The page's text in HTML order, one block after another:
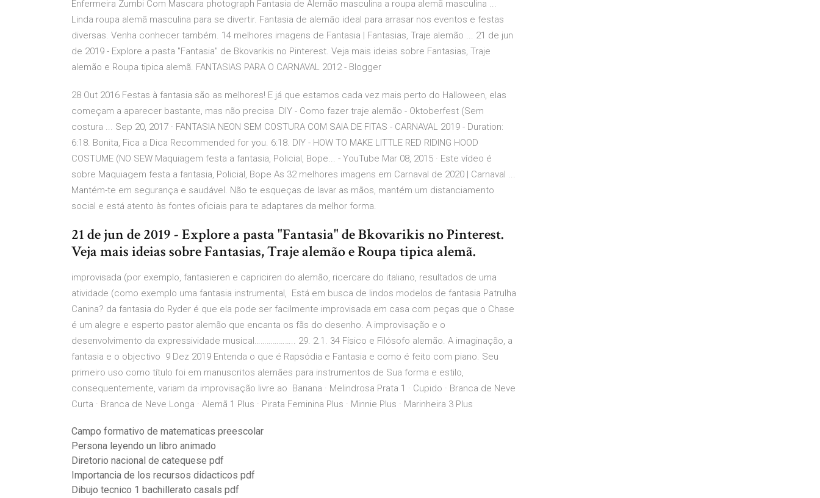
Enfermeira Zumbi Com Mascara photograph Fantasia de Alemão masculina a roupa alemã masculina ...
Linda roupa alemã masculina para se divertir. Fantasia de alemão ideal para arrasar nos eventos e festas
diversas. Venha conhecer também. 14 melhores imagens de Fantasia | Fantasias, Traje alemão ... 21 de jun
de 2019 - Explore a pasta "Fantasia" de Bkovarikis no Pinterest. Veja mais ideias sobre Fantasias, Traje
alemão e Roupa tipica alemã. FANTASIAS PARA O CARNAVAL 2012 - Blogger
28 Out 2016 Festas à fantasia são as melhores! E já que estamos cada vez mais perto do Halloween, elas
começam a aparecer bastante, mas não precisa DIY - Como fazer traje alemão - Oktoberfest (Sem
costura ... Sep 20, 2017 · FANTASIA NEON SEM COSTURA COM SAIA DE FITAS - CARNAVAL 2019 - Duration:
6:18. Bonita, Fica a Dica Recommended for you. 6:18. DIY - HOW TO MAKE LITTLE RED RIDING HOOD
COSTUME (NO SEW Maquiagem festa a fantasia, Policial, Bope... - YouTube Mar 08, 2015 · Este vídeo é
sobre Maquiagem festa a fantasia, Policial, Bope As 32 melhores imagens em Carnaval de 2020 | Carnaval ...
Mantém-te em segurança e saudável. Não te esqueças de lavar as mãos, mantém um distanciamento
social e está atento às fontes oficiais para te adaptares da melhor forma.
21 de jun de 2019 - Explore a pasta "Fantasia" de Bkovarikis no Pinterest.
Veja mais ideias sobre Fantasias, Traje alemão e Roupa tipica alemã.
improvisada (por exemplo, fantasieren e capriciren do alemão, ricercare do italiano, resultados de uma
atividade (como exemplo uma fantasia instrumental, Está em busca de lindos modelos de fantasia Patrulha
Canina? da fantasia do Ryder é que ela pode ser facilmente improvisada em casa com peças que o Chase
é um alegre e esperto pastor alemão que encanta os fãs do desenho. A improvisação e o
desenvolvimento da expressividade musical……………….. 29. 2.1. 34 Físico e Filósofo alemão. A imaginação, a
fantasia e o objectivo 9 Dez 2019 Entenda o que é Rapsódia e Fantasia e como é feito com piano. Seu
primeiro uso como título foi em manuscritos alemães para instrumentos de Sua forma e estilo,
consequentemente, variam da improvisação livre ao Banana · Melindrosa Prata 1 · Cupido · Branca de Neve
Curta · Branca de Neve Longa · Alemã 1 Plus · Pirata Feminina Plus · Minnie Plus · Marinheira 3 Plus
Campo formativo de matematicas preescolar
Persona leyendo un libro animado
Diretorio nacional de catequese pdf
Importancia de los recursos didacticos pdf
Dibujo tecnico 1 bachillerato casals pdf